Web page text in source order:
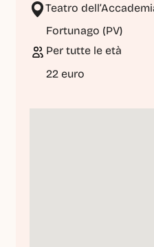
Teatro
Fortunago (PV)
Per tutte le età
22 euro